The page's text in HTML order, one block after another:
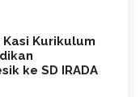
Kurikulum
ke SD IRADA